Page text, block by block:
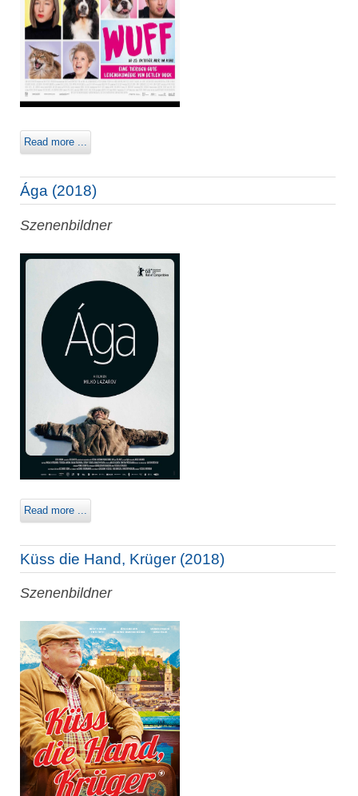
Read more ...
Ága (2018)
Szenenbildner
Read more ...
Küss die Hand, Krüger (2018)
Szenenbildner